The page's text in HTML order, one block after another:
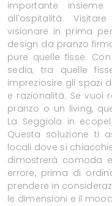
importante
all'ospitalità.
visionare in prima
design da pranzo
pure quelle fisse.
sedia, tra quelle
impreziosire gli spazi
e razionalità. Se vuoi
pranzo o un living,
La Seggiola in
Questa soluzione ti
locali dove si
dimostrerà comoda
errore, prima di
prendere in
le dimensioni e il